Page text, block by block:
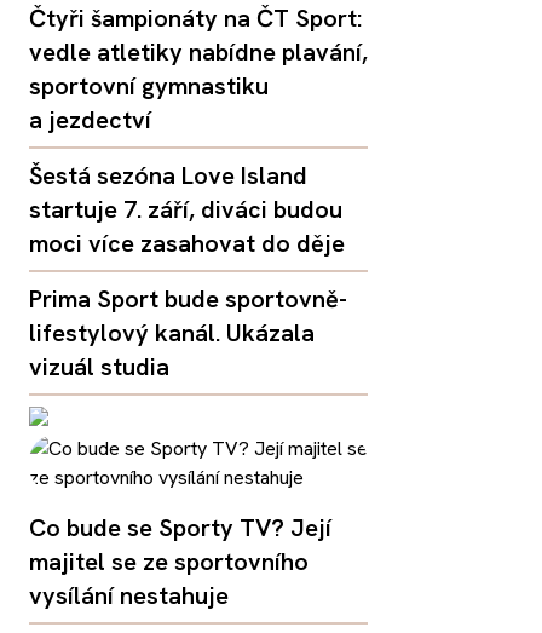
Čtyři šampionáty na ČT Sport:
vedle atletiky nabídne plavání,
sportovní gymnastiku
a jezdectví
Šestá sezóna Love Island
startuje 7. září, diváci budou
moci více zasahovat do děje
Prima Sport bude sportovně-
lifestylový kanál. Ukázala
vizuál studia
Co bude se Sporty TV? Její
majitel se ze sportovního
vysílání nestahuje